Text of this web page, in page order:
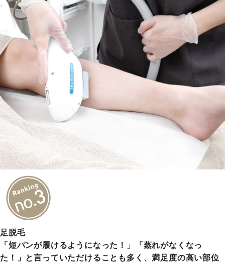
足脱毛
「短パンが履けるようになった！」「蒸れがなくなっ
た！」と言っていただけることも多く、満足度の高い部位